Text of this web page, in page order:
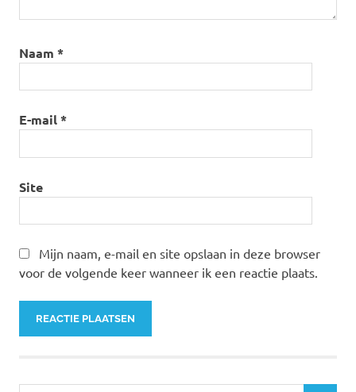
Naam *
E-mail*
Site
Mijn naam, e-mail en site opslaan in deze browser
voor de volgende keer wanneer ik een reactie plaats.